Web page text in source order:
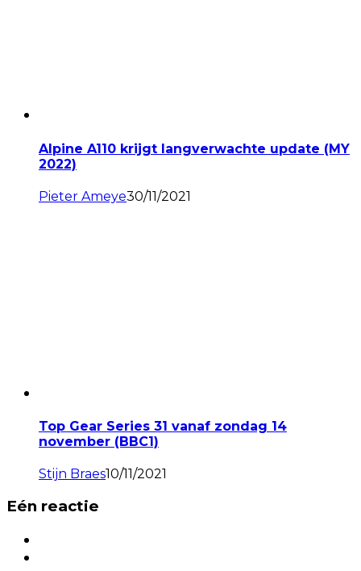
Alpine A110 krijgt langverwachte update (MY
2022)
Pieter Ameye30/11/2021
Top Gear Series 31 vanaf zondag 14
november (BBC1)
Stijn Braes10/11/2021
Eén reactie